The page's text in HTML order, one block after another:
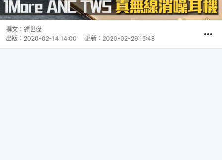
撰文： 鍾世傑
出版： 2020-02-14 14:00 更新： 2020-02-26 15:48